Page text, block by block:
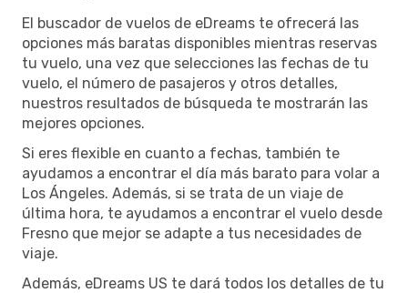
El buscador de vuelos de eDreams te ofrecerá las
opciones más baratas disponibles mientras reservas
tu vuelo, una vez que selecciones las fechas de tu
vuelo, el número de pasajeros y otros detalles,
nuestros resultados de búsqueda te mostrarán las
mejores opciones.
Si eres flexible en cuanto a fechas, también te
ayudamos a encontrar el día más barato para volar a
Los Ángeles. Además, si se trata de un viaje de
última hora, te ayudamos a encontrar el vuelo desde
Fresno que mejor se adapte a tus necesidades de
viaje.
Además, eDreams US te dará todos los detalles de tu